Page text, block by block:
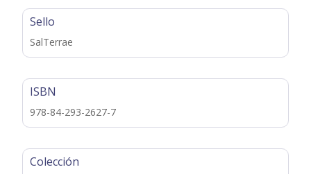
Sello
SalTerrae
ISBN
978-84-293-2627-7
Colección